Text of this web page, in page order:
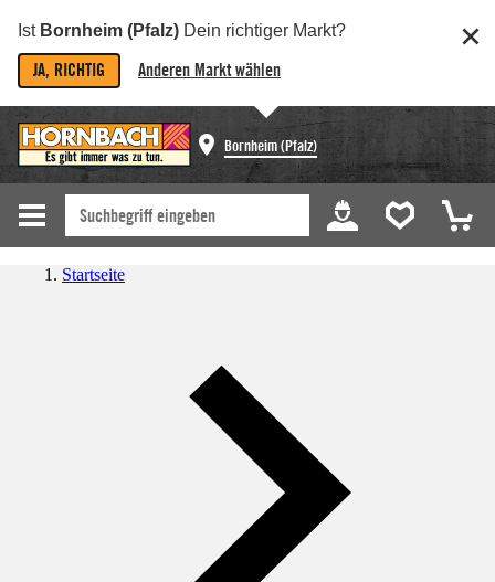
Ist Bornheim (Pfalz) Dein richtiger Markt?
JA, RICHTIG Anderen Markt wählen
Bornheim (Pfalz)
Startseite